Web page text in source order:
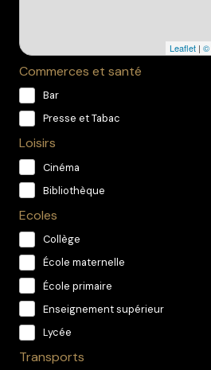
Leaflet | ©
Commerces et santé
Bar
Presse et Tabac
Loisirs
Cinéma
Bibliothèque
Ecoles
Collège
École maternelle
École primaire
Enseignement supérieur
Lycée
Transports